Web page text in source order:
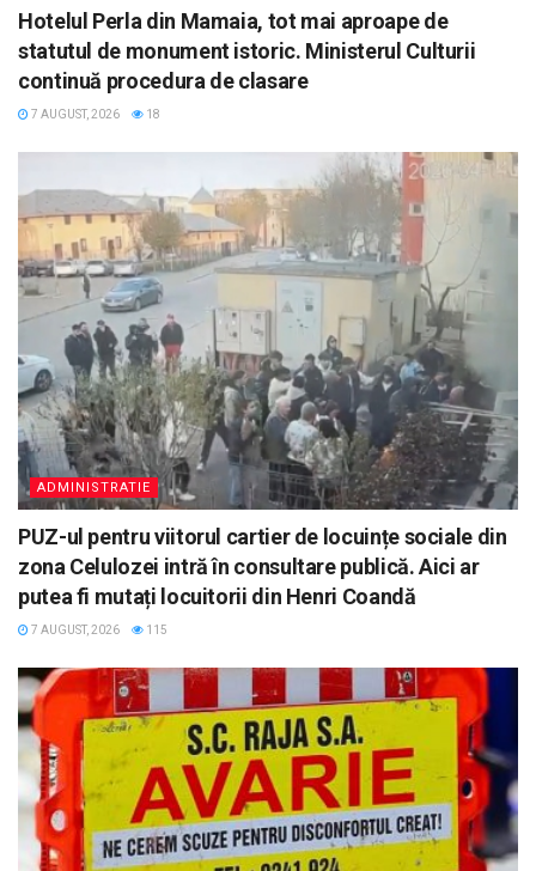
Hotelul Perla din Mamaia, tot mai aproape de
statutul de monument istoric. Ministerul Culturii
continuă procedura de clasare
7 AUGUST, 2026 18
ADMINISTRATIE
PUZ-ul pentru viitorul cartier de locuințe sociale din
zona Celulozei intră în consultare publică. Aici ar
putea fi mutați locuitorii din Henri Coandă
7 AUGUST, 2026 115